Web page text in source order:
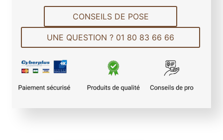
t
é
d
e
L
a
m
d
CONSEILS DE POSE
UNE QUESTION ? 01 80 83 66 66